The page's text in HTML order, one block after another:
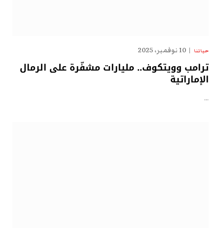
حياتنا 10 نوفمبر، 2025
ترامب وويتكوف.. مليارات مشفّرة على الرمال
الإماراتية
…